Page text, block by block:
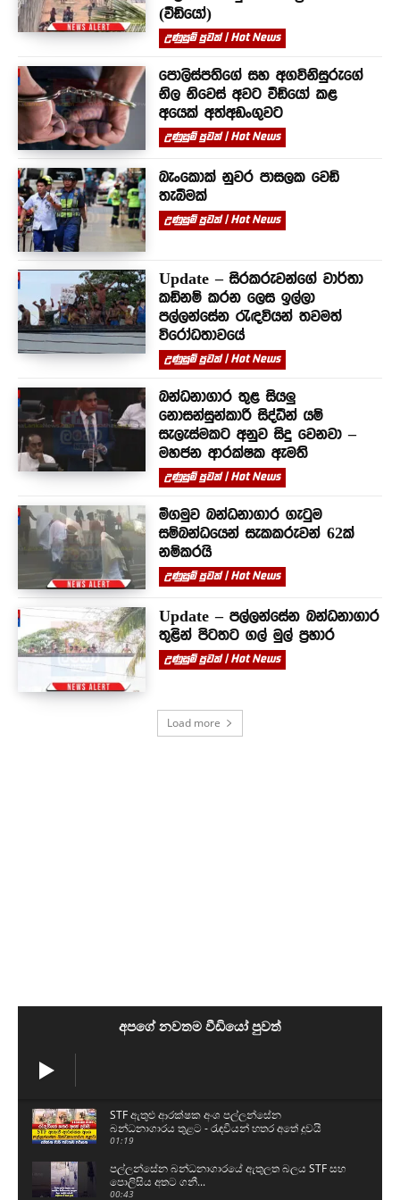
(වීඩියෝ)
උණුසුම් පුවත් | Hot News
පොලිස්පතිගේ සහ අගවිනිසුරුගේ
නිල නිවෙස් අවට වීඩියෝ කළ
අයෙක් අත්අඩංගුවට
උණුසුම් පුවත් | Hot News
බැංකොක් නුවර පාසලක වෙඩි
තැබීමක්
උණුසුම් පුවත් | Hot News
Update – සිරකරුවන්⁣ගේ වාර්තා
කඩිනම් කරන ලෙස ඉල්ලා
පල්ලන්සේන රැඳවියන් තවමත්
විරෝධතාවයේ
උණුසුම් පුවත් | Hot News
බන්ධනාගාර තුළ සියලු
නොසන්සුන්කාරී සිද්ධීන් යම්
සැලැස්මකට අනුව සිදු වෙනවා –
මහජන ආරක්ෂක ඇමති
උණුසුම් පුවත් | Hot News
මීගමුව බන්ධනාගාර ගැටුම
සම්බන්ධයෙන් සැකකරුවන් 62ක්
නම්කරයි
උණුසුම් පුවත් | Hot News
Update – පල්ලන්සේන බන්ධනාගාර
තුළින් පිටතට ගල් මුල් ප්‍රහාර
උණුසුම් පුවත් | Hot News
Load more
අපගේ නවතම වීඩියෝ පුවත්
STF ඇතුළු ආරක්ෂක අංශ පල්ලන්සේන
බන්ධනාගාරය තුළට - රැඳවියන් හතර අතේ දුවයි
01:19
පල්ලන්සේන බන්ධනාගාරයේ ඇතුලත බලය STF සහ
පොලිසිය අතට ගනී...
00:43